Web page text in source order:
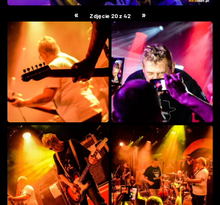
« Zdjęcie 20 z 42 »